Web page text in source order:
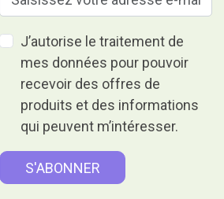
J’autorise le traitement de
mes données pour pouvoir
recevoir des offres de
produits et des informations
qui peuvent m’intéresser.